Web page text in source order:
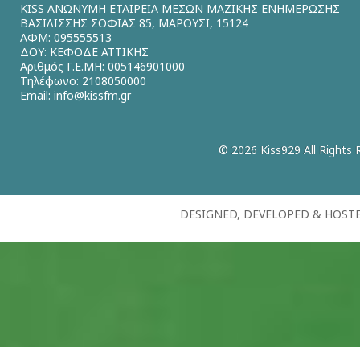
KISS ΑΝΩΝΥΜΗ ΕΤΑΙΡΕΙΑ ΜΕΣΩΝ ΜΑΖΙΚΗΣ ΕΝΗΜΕΡΩΣΗΣ
ΒΑΣΙΛΙΣΣΗΣ ΣΟΦΙΑΣ 85, ΜΑΡΟΥΣΙ, 15124
ΑΦΜ: 095555513
ΔΟΥ: ΚΕΦΟΔΕ ΑΤΤΙΚΗΣ
Αριθμός Γ.Ε.ΜΗ: 005146901000
Τηλέφωνο: 2108050000
Email: info@kissfm.gr
© 2026 Kiss929 All Rights
DESIGNED, DEVELOPED &